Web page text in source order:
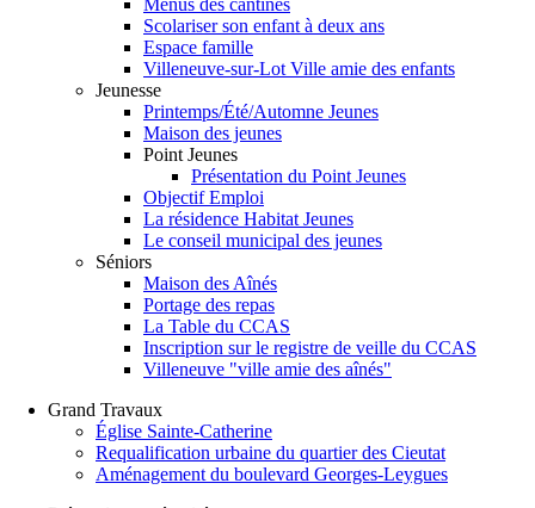
Menus des cantines
Scolariser son enfant à deux ans
Espace famille
Villeneuve-sur-Lot Ville amie des enfants
Jeunesse
Printemps/Été/Automne Jeunes
Maison des jeunes
Point Jeunes
Présentation du Point Jeunes
Objectif Emploi
La résidence Habitat Jeunes
Le conseil municipal des jeunes
Séniors
Maison des Aînés
Portage des repas
La Table du CCAS
Inscription sur le registre de veille du CCAS
Villeneuve "ville amie des aînés"
Grand Travaux
Église Sainte-Catherine
Requalification urbaine du quartier des Cieutat
Aménagement du boulevard Georges-Leygues